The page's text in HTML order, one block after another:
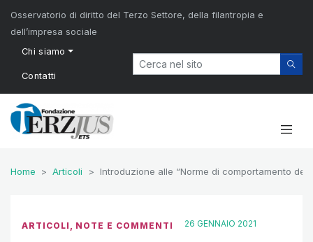
Osservatorio di diritto del Terzo Settore, della filantropia e
dell’impresa sociale
Chi siamo
Contatti
Home Articoli Introduzione alle “Norme di comportamento
ARTICOLI , NOTE E COMMENTI 26 GENNAIO 2021